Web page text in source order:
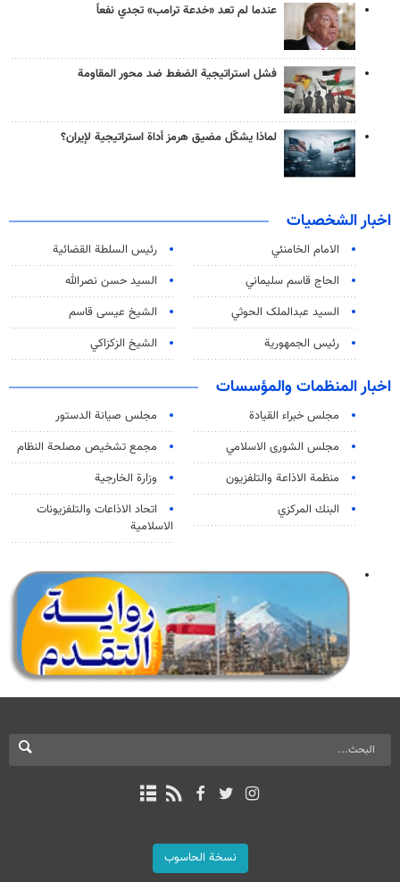
عندما لم تعد «خدعة ترامب» تجدي نفعاً
فشل استراتيجية الضغط ضد محور المقاومة
لماذا يشكّل مضيق هرمز أداة استراتيجية لإيران؟
اخبار الشخصيات
الامام الخامنئي
رئیس السلطة القضائیة
الحاج قاسم سليماني
السيد حسن نصرالله
السید عبدالملک الحوثي
الشيخ عيسى قاسم
رئيس الجمهورية
الشيخ الزكزاكي
اخبار المنظمات والمؤسسات
مجلس خبراء القيادة
مجلس صيانة الدستور
مجلس الشورى الاسلامي
مجمع تشخيص مصلحة النظام
منظمة الاذاعة والتلفزیون
وزارة الخارجية
البنك المركزي
اتحاد الاذاعات والتلفزيونات
الاسلامية
نسخة الحاسوب